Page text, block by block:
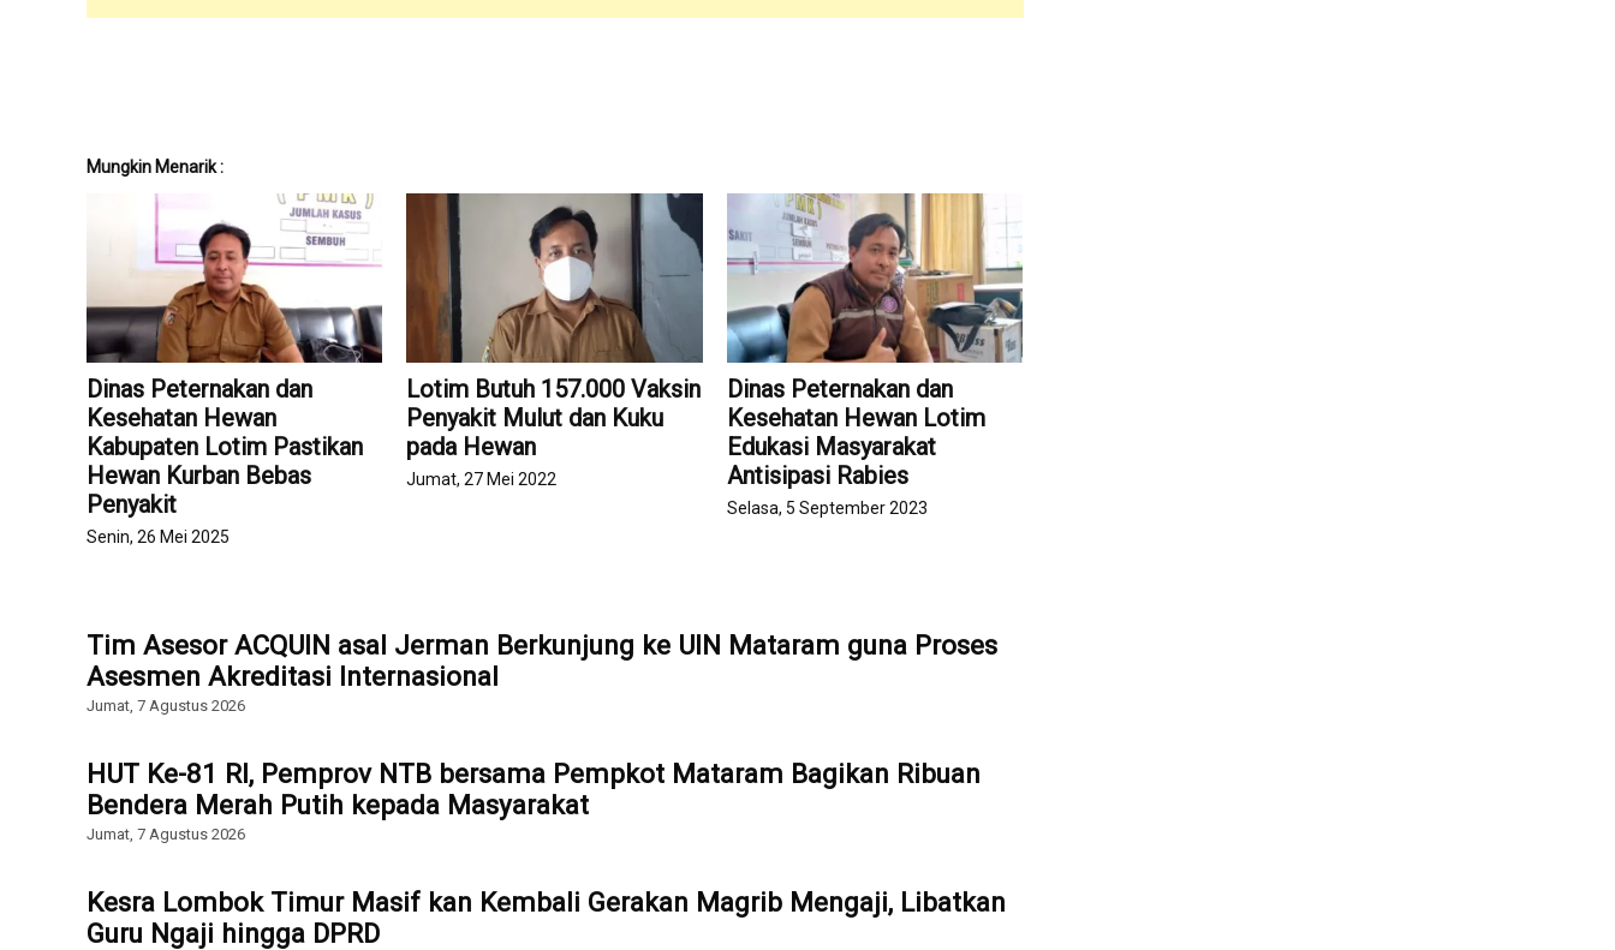
Mungkin Menarik :
Dinas Peternakan dan
Kesehatan Hewan
Kabupaten Lotim Pastikan
Hewan Kurban Bebas
Penyakit
Senin, 26 Mei 2025
Lotim Butuh 157.000 Vaksin
Penyakit Mulut dan Kuku
pada Hewan
Jumat, 27 Mei 2022
Dinas Peternakan dan
Kesehatan Hewan Lotim
Edukasi Masyarakat
Antisipasi Rabies
Selasa, 5 September 2023
Tim Asesor ACQUIN asal Jerman Berkunjung ke UIN Mataram guna Proses
Asesmen Akreditasi Internasional
Jumat, 7 Agustus 2026
HUT Ke-81 RI, Pemprov NTB bersama Pempkot Mataram Bagikan Ribuan
Bendera Merah Putih kepada Masyarakat
Jumat, 7 Agustus 2026
Kesra Lombok Timur Masif kan Kembali Gerakan Magrib Mengaji, Libatkan
Guru Ngaji hingga DPRD